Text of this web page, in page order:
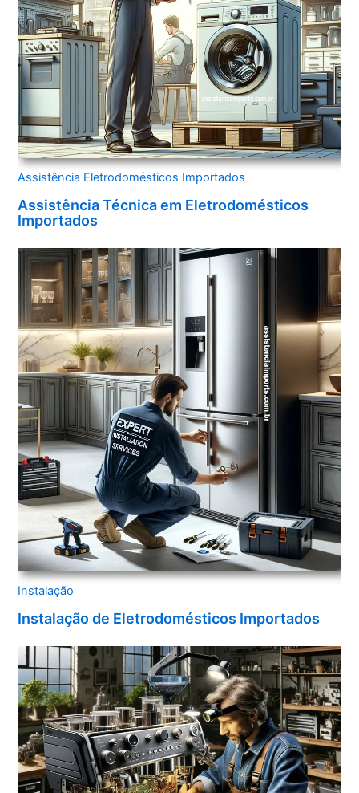
Assistência Eletrodomésticos Importados
Assistência Técnica em Eletrodomésticos
Importados
Instalação
Instalação de Eletrodomésticos Importados